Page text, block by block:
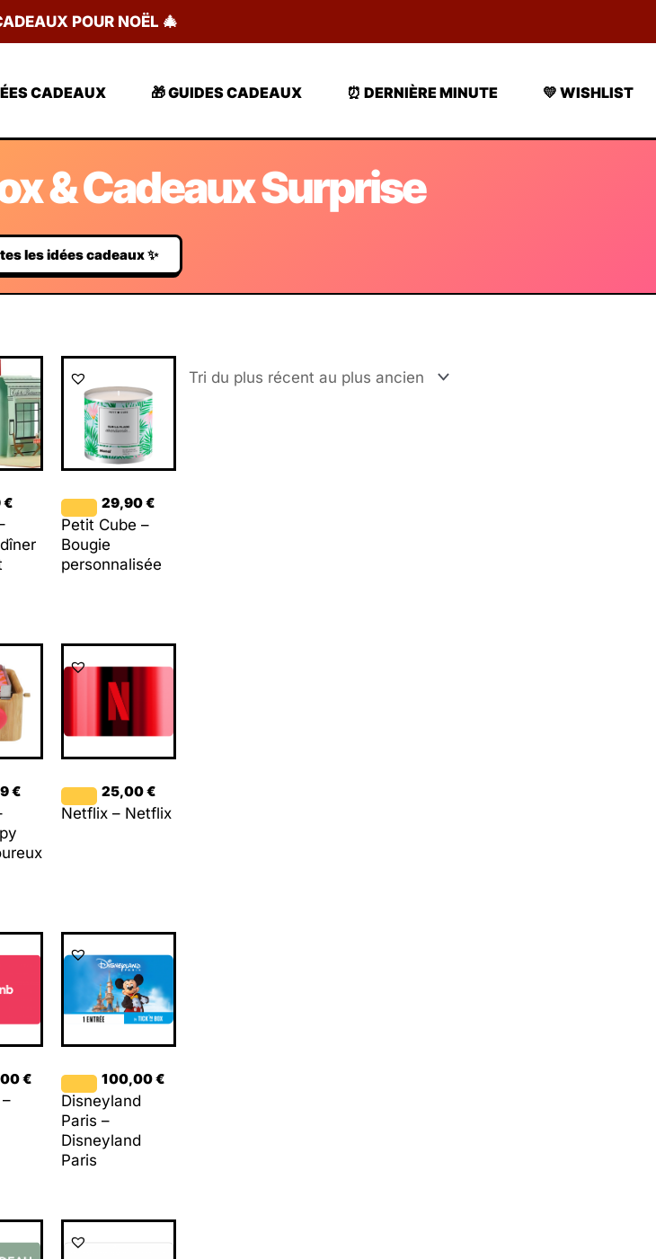
POUR NOËL 🎄
CADEAUX 🎁 GUIDES CADEAUX ⏰ DERNIÈRE MINUTE 💛 WISHLIST
& Cadeaux Surprise
les idées cadeaux ✨
€ 29,90€
Petit Cube –
Bougie
personnalisée
€ 25,00€
Netflix – Netflix
€ 100,00€
Disneyland
Paris –
Disneyland
Paris